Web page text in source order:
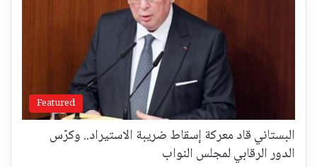
Featured
البستاني قاد معركة إسقاط ضريبة الاستيراد.. وكرّس
الدور الرقابي لمجلس النواب